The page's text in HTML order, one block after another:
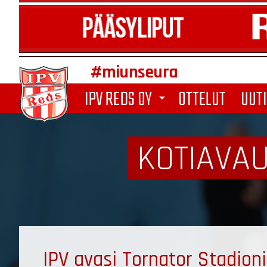
#miunseura
IPV REDS OY arrow_drop_down OTTELUT
IPV avasi Tornator